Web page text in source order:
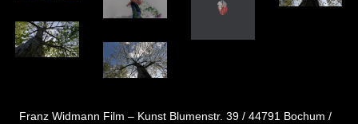
Franz Widmann Film – Kunst Blumenstr. 39 / 44791 Bochum /